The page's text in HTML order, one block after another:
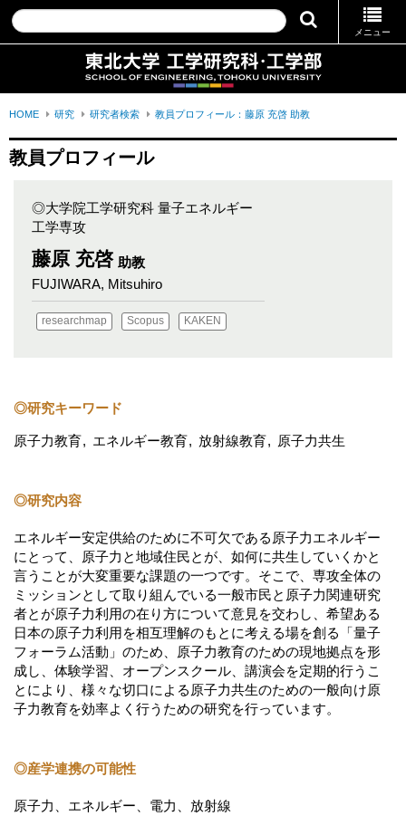
メニュー
HOME 研究 研究者検索 教員プロフィール：藤原 充啓 助教
教員プロフィール
◎大学院工学研究科 量子エネルギー
工学専攻
藤原 充啓 助教
FUJIWARA, Mitsuhiro
researchmap Scopus KAKEN
◎研究キーワード
原子力教育 エネルギー教育 放射線教育 原子力共生
◎研究内容
エネルギー安定供給のために不可欠である原子力エネルギー
にとって、原子力と地域住民とが、如何に共生していくかと
言うことが大変重要な課題の一つです。そこで、専攻全体の
ミッションとして取り組んでいる一般市民と原子力関連研究
者とが原子力利用の在り方について意見を交わし、希望ある
日本の原子力利用を相互理解のもとに考える場を創る「量子
フォーラム活動」のため、原子力教育のための現地拠点を形
成し、体験学習、オープンスクール、講演会を定期的行うこ
とにより、様々な切口による原子力共生のための一般向け原
子力教育を効率よく行うための研究を行っています。
◎産学連携の可能性
原子力、エネルギー、電力、放射線